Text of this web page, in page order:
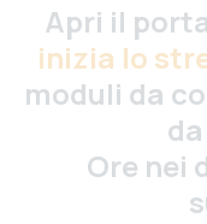
Apri il port
inizia lo str
moduli da co
da
Ore nei
s